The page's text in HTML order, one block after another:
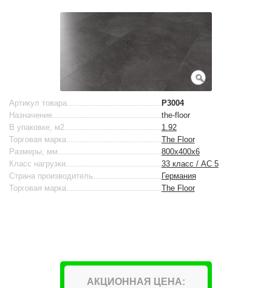
Р3004
Артикул товара
the-floor
Назначение
1.92
В упаковке, м2
The Floor
Торговая марка
800х400х6
Размеры, мм
33 класс / AC 5
Класс нагрузки
Германия
Страна производитель
The Floor
Торговая марка
АКЦИОННАЯ ЦЕНА: